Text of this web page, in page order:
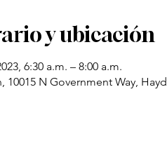
y ubicación
6:30 a.m. – 8:00 a.m.
10015 N Government Way,